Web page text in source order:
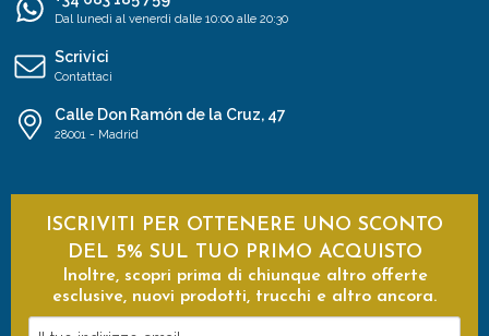
Dal lunedì al venerdì dalle 10:00 alle 20:30
Scrivici
Contattaci
Calle Don Ramón de la Cruz, 47
28001 - Madrid
ISCRIVITI PER OTTENERE UNO SCONTO
DEL 5% SUL TUO PRIMO ACQUISTO
Inoltre, scopri prima di chiunque altro offerte
esclusive, nuovi prodotti, trucchi e altro ancora.